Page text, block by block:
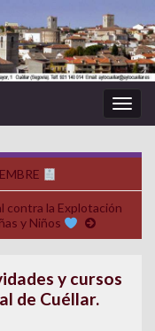
la
contra la Explotación
y Niños
y cursos
de Cuéllar.